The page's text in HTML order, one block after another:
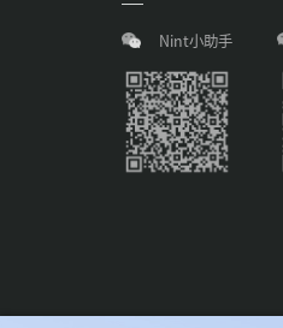
Nint小助手